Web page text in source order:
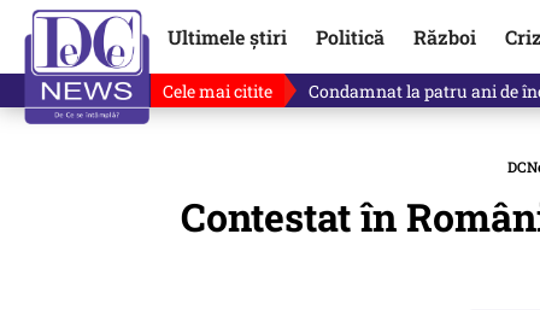
Ultimele știri Politică Război
Cele mai citite Singurul lucru care l-ar
Contestat în